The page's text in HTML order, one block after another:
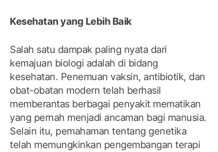
Kesehatan yang Lebih Baik
Salah satu dampak paling nyata dari
kemajuan biologi adalah di bidang
kesehatan. Penemuan vaksin, antibiotik, dan
obat-obatan modern telah berhasil
memberantas berbagai penyakit mematikan
yang pernah menjadi ancaman bagi manusia.
Selain itu, pemahaman tentang genetika
telah memungkinkan pengembangan terapi